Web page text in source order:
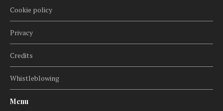
Cookie policy
Privacy
Credits
Whistleblowing
Menu